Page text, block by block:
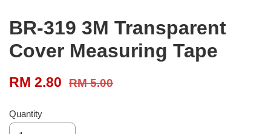
BR-319 3M Transparent
Cover Measuring Tape
RM 2.80 RM 5.00
Quantity